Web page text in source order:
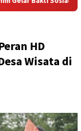
HD
Wisata di